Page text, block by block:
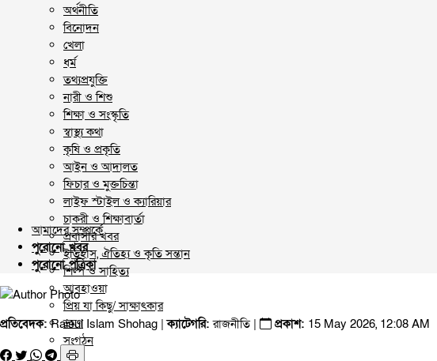
অর্থনীতি
বিনোদন
খেলা
ধর্ম
তথ্যপ্রযুক্তি
নারী ও শিশু
শিক্ষা ও সংস্কৃতি
স্বাস্থ্য কথা
কৃষি ও প্রকৃতি
আইন ও আদালত
ফিচার ও মুক্তচিন্তা
লাইফ স্টাইল ও ক্যারিয়ার
চাকরী ও শিক্ষাবার্তা
প্রবাসীর খবর
ইতিহাস, ঐতিহ্য ও কৃতি সন্তান
শিল্প ও সাহিত্য
আবহাওয়া
প্রিয় যা কিছু/ সাক্ষাৎকার
ভ্রমণ
সংগঠন
আমাদের সম্পর্কে
পুরোনো খবর
পুরোনো পত্রিকা
প্রতিবেদক:Raisul Islam Shohag |ক্যাটেগরি:রাজনীতি| প্রকাশ: 15 May 2026, 12:08 AM